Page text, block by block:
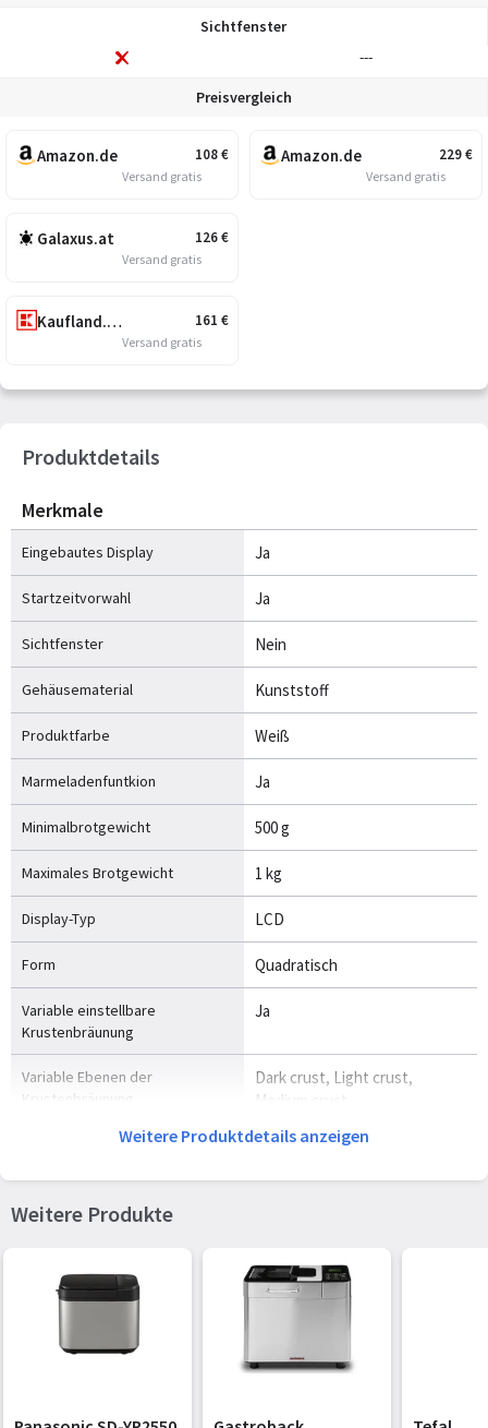
Sichtfenster
---
Preisvergleich
108€
Amazon.de
Versand gratis
126€
Galaxus.at
Versand gratis
161 €
Kaufland.at
Versand gratis
229€
Amazon.de
Versand gratis
Produktdetails
Merkmale
Eingebautes Display Ja
Startzeitvorwahl Ja
Sichtfenster Nein
Gehäusematerial Kunststoff
Produktfarbe Weiß
Marmeladenfuntkion Ja
Minimalbrotgewicht 500 g
Maximales Brotgewicht 1 kg
Display-Typ LCD
Form Quadratisch
Variable einstellbare
Krustenbräunung
Ja
Variable Ebenen der
Krustenbräunung
Dark crust, Light crust,
Medium crust
Einschalteverzögerung (max.) 15 h
Programme
Warmhaltefunktion Ja
Teflonbeschichtet
Weitere Produktdetails anzeigen
Weitere Produkte